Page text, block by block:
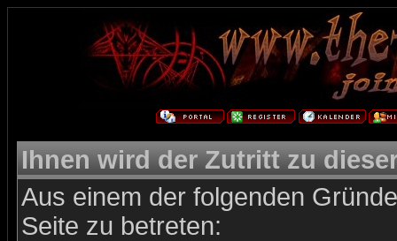
Ihnen wird der Zutritt zu
Aus einem der folgenden
Seite zu betreten: